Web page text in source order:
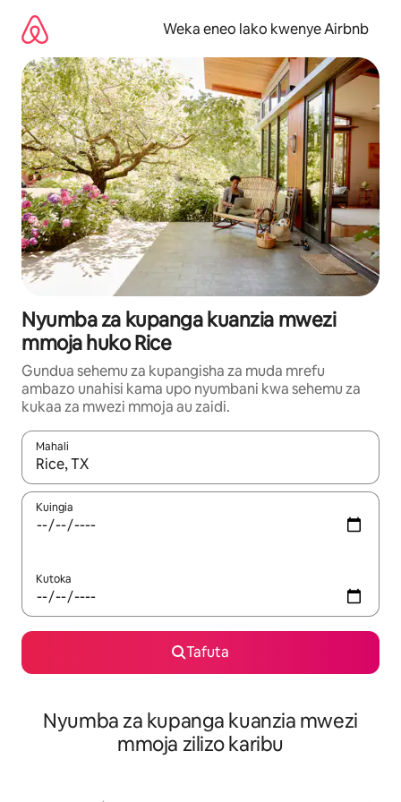
kwenda
kwenye
maudhui
Weka eneo lako kwenye Airbnb
Nyumba za kupanga kuanzia mwezi
mmoja huko Rice
Gundua sehemu za kupangisha za muda mrefu
ambazo unahisi kama upo nyumbani kwa sehemu za
kukaa za mwezi mmoja au zaidi.
Mahali
Wakati matokeo yanapatikana, vinjari kwa kutumia vitufe vya
Kuingia
Kutoka
Tafuta
Nyumba za kupanga kuanzia mwezi
mmoja zilizo karibu